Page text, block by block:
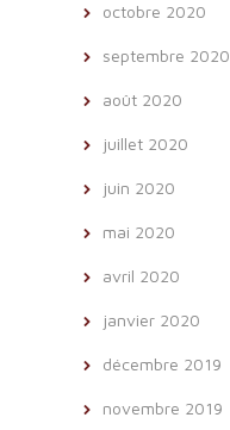
octobre 2020
septembre 2020
août 2020
juillet 2020
juin 2020
mai 2020
avril 2020
janvier 2020
décembre 2019
novembre 2019